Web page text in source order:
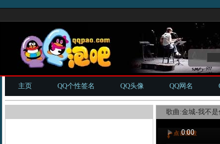
主页 QQ个性签名 QQ头像 QQ网名
歌曲:金城-我不